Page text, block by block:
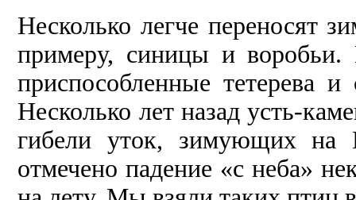
Несколько легче переносят
примеру, синицы и
приспособленные тетерева
Несколько лет назад усть-
гибели уток, зимующих
отмечено падение «с неба»